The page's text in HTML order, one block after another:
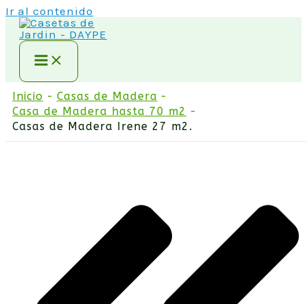
Ir al contenido
Inicio
Casas de Madera
Casa de Madera hasta 70 m2
Casas de Madera Irene 27 m2.